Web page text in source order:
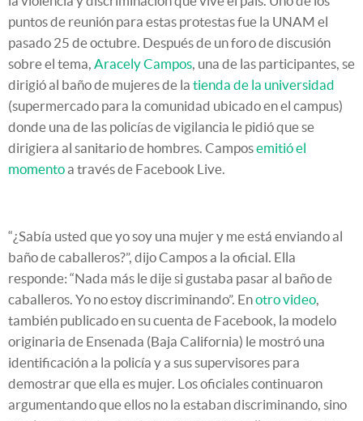
puntos de reunión para estas protestas fue la UNAM el
pasado 25 de octubre. Después de un foro de discusión
sobre el tema, Aracely Campos , una de las participantes, se
dirigió al baño de mujeres de la tienda de la universidad
(supermercado para la comunidad ubicado en el campus)
donde una de las policías de vigilancia le pidió que se
dirigiera al sanitario de hombres. Camposemitió el
momentoa través de Facebook Live.
“¿Sabía usted que yo soy una mujer y me está enviando al
baño de caballeros?”, dijo Campos a la oficial. Ella
responde: “Nada más le dije si gustaba pasar al baño de
caballeros. Yo no estoy discriminando”. Enotro video
también publicado en su cuenta de Facebook, la modelo
originaria de Ensenada (Baja California) le mostró una
identificación a la policía y a sus supervisores para
demostrar que ella es mujer. Los oficiales continuaron
argumentando que ellos no la estaban discriminando, sino